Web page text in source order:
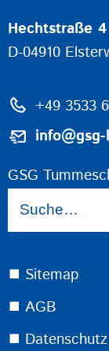
Hechtstraße 4
D-04910
+49 3533
GSG
⯀ Sitemap
⯀ AGB
⯀ Datenschutz